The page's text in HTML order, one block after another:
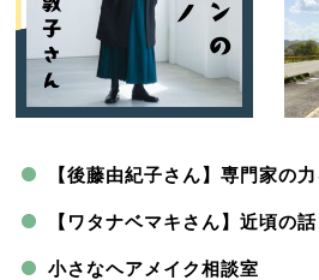
【後藤由紀子さん】専門家の
【ワタナベマキさん】近頃の話
小さなヘアメイク相談室